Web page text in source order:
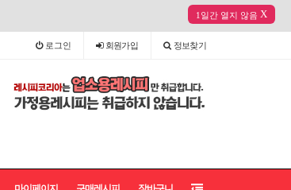
1일간 열지 않음 X
로그인 회원가입 정보찾기